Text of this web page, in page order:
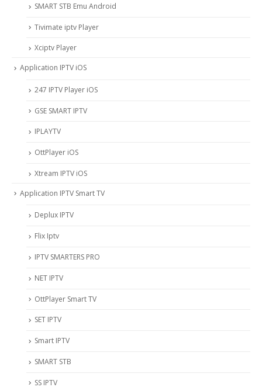
SMART STB Emu Android
Tivimate iptv Player
Xciptv Player
Application IPTV iOS
247 IPTV Player iOS
‎GSE SMART IPTV
IPLAYTV
OttPlayer iOS
Xtream IPTV iOS
Application IPTV Smart TV
Deplux IPTV
Flix Iptv
IPTV SMARTERS PRO
NET IPTV
OttPlayer Smart TV
SET IPTV
Smart IPTV
SMART STB
SS IPTV